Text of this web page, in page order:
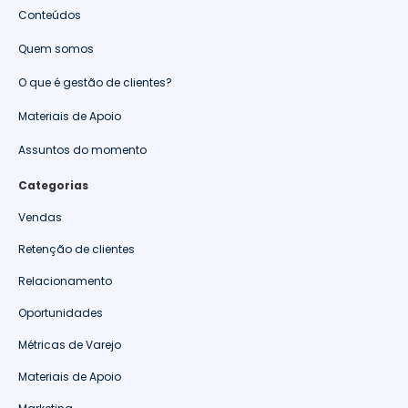
Conteúdos
Quem somos
O que é gestão de clientes?
Materiais de Apoio
Assuntos do momento
Categorias
Vendas
Retenção de clientes
Relacionamento
Oportunidades
Métricas de Varejo
Materiais de Apoio